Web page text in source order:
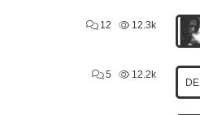
12 12.3k
5 12.2k
DE